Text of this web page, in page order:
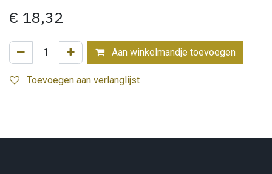
€ 18,32
Aan winkelmandje toevoegen
Toevoegen aan verlanglijst